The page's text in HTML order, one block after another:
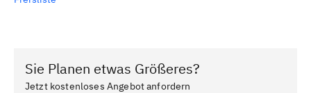
Sie Planen etwas Größeres?
Jetzt kostenloses Angebot anfordern